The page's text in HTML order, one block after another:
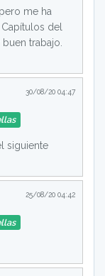
me ha
del
trabajo.
30/08/20 04:47
siguiente
25/08/20 04:42